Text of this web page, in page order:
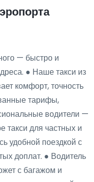
— быстро и
● Наше такси из
комфорт, точность
тарифы,
водители —
такси для частных и
удобной поездкой с
доплат. ● Водитель
с багажом и